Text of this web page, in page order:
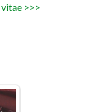
vitae >>>